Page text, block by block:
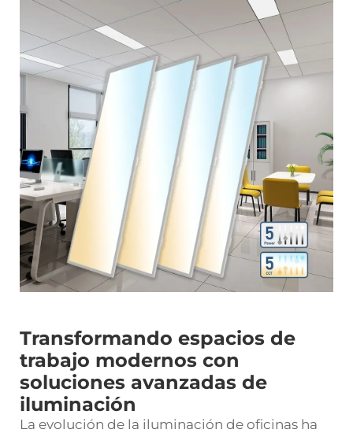
Transformando espacios de
trabajo modernos con
soluciones avanzadas de
iluminación
La evolución de la iluminación de oficinas ha